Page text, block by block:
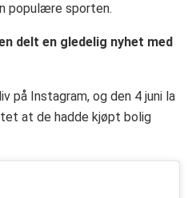
populære sporten.
delt en gledelig nyhet med
på Instagram, og den 4 juni la
at de hadde kjøpt bolig